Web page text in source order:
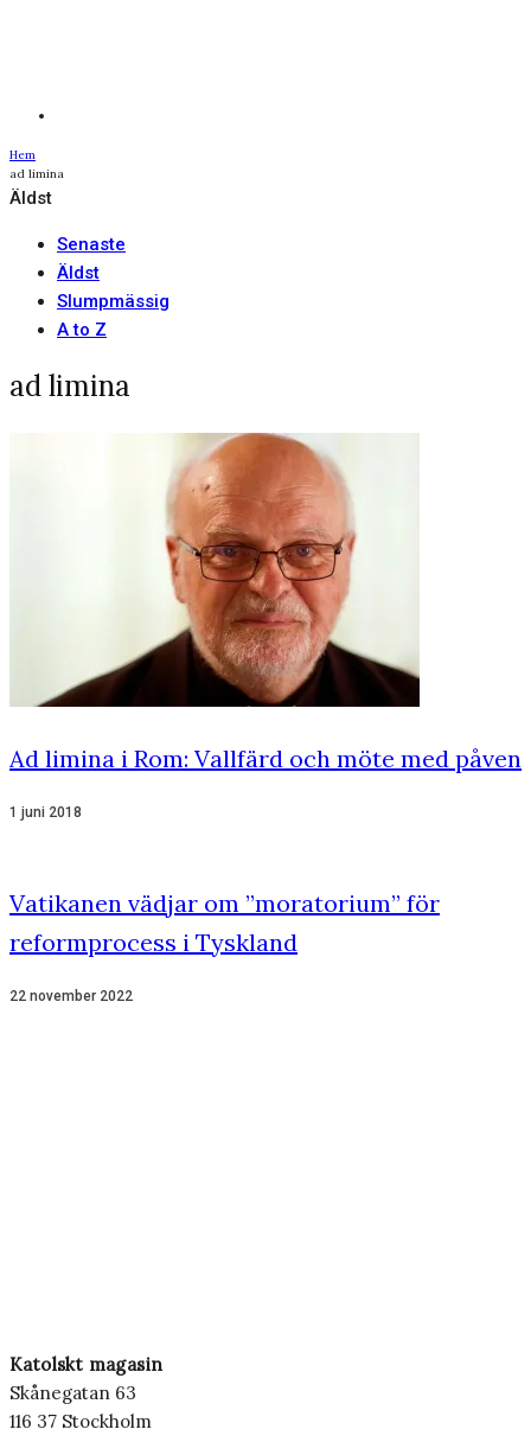
Hem
ad limina
Äldst
Senaste
Äldst
Slumpmässig
A to Z
ad limina
Ad limina i Rom: Vallfärd och möte med påven
1 juni 2018
Vatikanen vädjar om ”moratorium” för
reformprocess i Tyskland
22 november 2022
Katolskt magasin
Skånegatan 63
116 37 Stockholm